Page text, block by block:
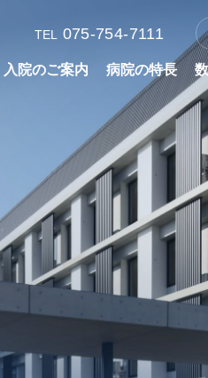
TEL 075-754-7111
入院のご案内 病院の特長